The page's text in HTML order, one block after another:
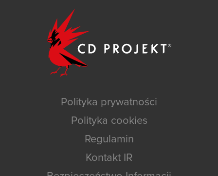
Polityka prywatności
Polityka cookies
Regulamin
Kontakt IR